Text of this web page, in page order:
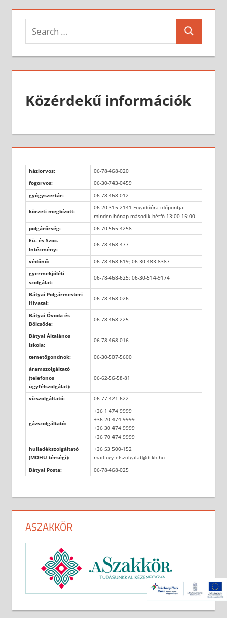
Search
for:
Search
Közérdekű információk
háziorvos:
06-78-468-020
fogorvos:
06-30-743-0459
gyógyszertár:
06-78-468-012
körzeti megbízott:
06-20-315-2141 Fogadóóra időpontja:
minden hónap második hétfő 13:00-15:00
polgárőrség:
06-70-565-4258
Eü. és Szoc.
Intézmény:
06-78-468-477
védőnő:
06-78-468-619; 06-30-483-8387
gyermekjóléti
szolgálat:
06-78-468-625; 06-30-514-9174
Bátyai Polgármesteri
Hivatal:
06-78-468-026
Bátyai Óvoda és
Bölcsőde:
06-78-468-225
Bátyai Általános
Iskola:
06-78-468-016
temetőgondnok:
06-30-507-5600
áramszolgáltató
(telefonos
ügyfélszolgálat):
06-62-56-58-81
vízszolgáltató: 06-77-421-622
gázszolgáltató:
+36 1 474 9999
+36 20 474 9999
+36 30 474 9999
+36 70 474 9999
hulladékszolgáltató
(MOHU térségi):
+36 53 500-152
mail:ugyfelszolgalat@dtkh.hu
Bátyai Posta:
06-78-468-025
ASZAKKÖR